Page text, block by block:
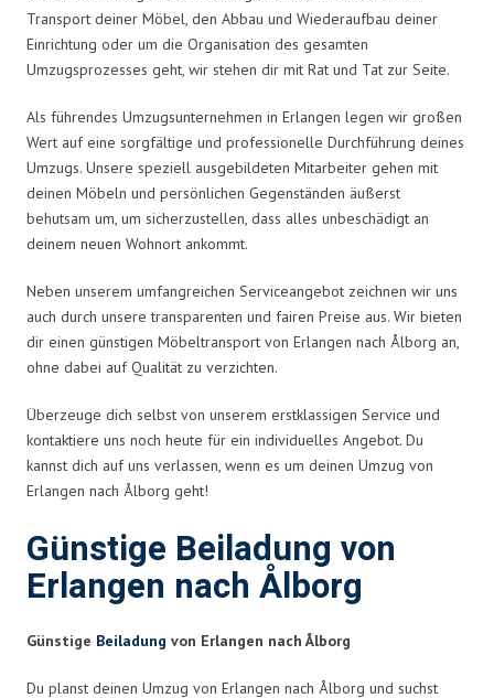
Transport deiner Möbel, den Abbau und Wiederaufbau deiner
Einrichtung oder um die Organisation des gesamten
Umzugsprozesses geht, wir stehen dir mit Rat und Tat zur Seite.
Als führendes Umzugsunternehmen in Erlangen legen wir großen
Wert auf eine sorgfältige und professionelle Durchführung deines
Umzugs. Unsere speziell ausgebildeten Mitarbeiter gehen mit
deinen Möbeln und persönlichen Gegenständen äußerst
behutsam um, um sicherzustellen, dass alles unbeschädigt an
deinem neuen Wohnort ankommt.
Neben unserem umfangreichen Serviceangebot zeichnen wir uns
auch durch unsere transparenten und fairen Preise aus. Wir bieten
dir einen günstigen Möbeltransport von Erlangen nach Ålborg an,
ohne dabei auf Qualität zu verzichten.
Überzeuge dich selbst von unserem erstklassigen Service und
kontaktiere uns noch heute für ein individuelles Angebot. Du
kannst dich auf uns verlassen, wenn es um deinen Umzug von
Erlangen nach Ålborg geht!
Günstige Beiladung von
Erlangen nach Ålborg
Günstige Beiladung von Erlangen nach Ålborg
Du planst deinen Umzug von Erlangen nach Ålborg und suchst